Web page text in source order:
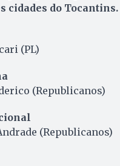
cidades do Tocantins.
(PL)
(Republicanos)
(Republicanos)